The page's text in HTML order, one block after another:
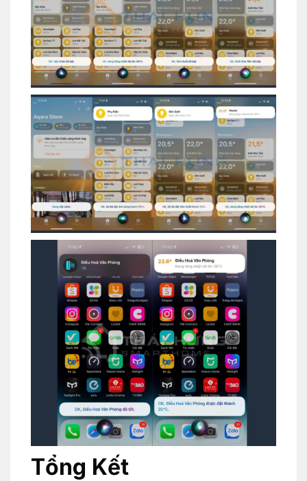
Tổng Kết